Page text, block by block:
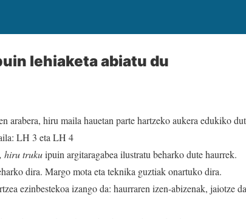
lehiaketa abiatu du
arabera, hiru maila hauetan parte hartzeko aukera edukiko
LH 3 eta LH 4
hiru trukuipuin argitaragabea ilustratu beharko dute haurrek.
dira. Margo mota eta teknika guztiak onartuko dira.
ezinbestekoa izango da: haurraren izen-abizenak, jaiotze